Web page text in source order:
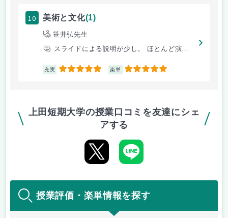
10 美術と文化(1)
笹井弘先生
スライドによる説明が少し。 ほとんど演習。版画や陶芸などやりました。
充実 5 楽単 5
上田短期大学の授業口コミを友達にシェ
アする
授業評価・楽単情報を探す